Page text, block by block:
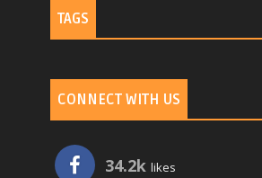
TAGS
CONNECT WITH US
34.2k likes